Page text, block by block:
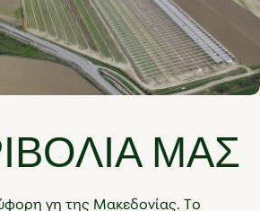
ΜΑΣ
γη της Μακεδονίας. Το